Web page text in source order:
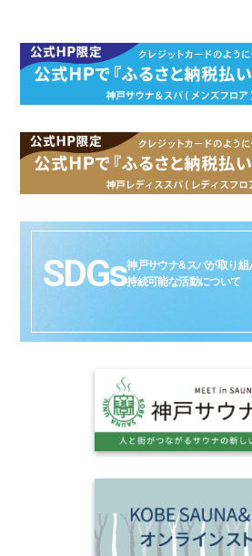
SDGs神戸サウナ&スパが取り組
持続可能な活動について